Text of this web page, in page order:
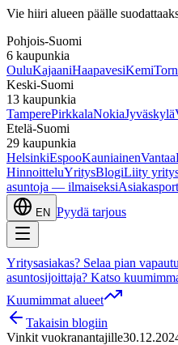
Vie hiiri alueen päälle
Pohjois-Suomi
6 kaupunkia
OuluKajaaniHaapavesiKemi
Keski-Suomi
13 kaupunkia
TamperePirkkalaNokiaJyväskylä
Etelä-Suomi
29 kaupunkia
HelsinkiEspooKauniainenVantaa
HinnoitteluYritysBlogiLiity
asuntoja — ilmaiseksi
EN Pyydä tarjous
Yritysasiakas? Selaa pian
asuntosijoittaja? Katso
Kuumimmat alueet
Takaisin blogiin
Vinkit vuokranantajille